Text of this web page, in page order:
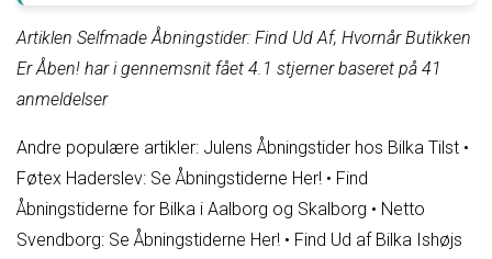
Artiklen Selfmade Åbningstider: Find Ud Af, Hvornår Butikken
Er Åben! har i gennemsnit fået 4.1 stjerner baseret på 41
anmeldelser
Andre populære artikler: Julens Åbningstider hos Bilka Tilst •
Føtex Haderslev: Se Åbningstiderne Her! • Find
Åbningstiderne for Bilka i Aalborg og Skalborg • Netto
Svendborg: Se Åbningstiderne Her! • Find Ud af Bilka Ishøjs